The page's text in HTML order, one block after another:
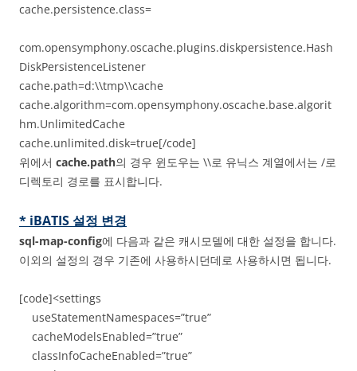
cache.persistence.class=
com.opensymphony.oscache.plugins.diskpersistence.Hash
DiskPersistenceListener
cache.path=d:\\tmp\\cache
cache.algorithm=com.opensymphony.oscache.base.algorit
hm.UnlimitedCache
cache.unlimited.disk=true[/code]
위에서 cache.path의 경우 윈도우는 \\로 유닉스 계열에서는 /로
디렉토리 경로를 표시합니다.
* iBATIS 설정 변경
sql-map-config에 다음과 같은 캐시모델에 대한 설정을 합니다.
이외의 설정의 경우 기존에 사용하시던데로 사용하시면 됩니다.
[code]<settings
useStatementNamespaces=”true”
cacheModelsEnabled=”true”
classInfoCacheEnabled=”true”